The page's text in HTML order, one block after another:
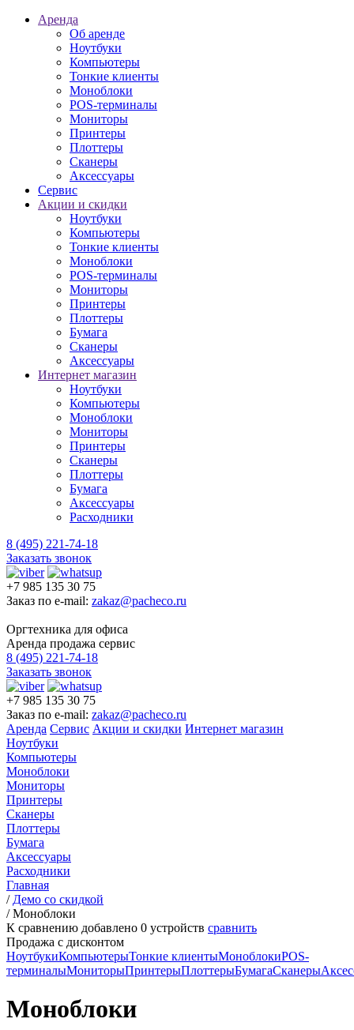
Аренда
Об аренде
Ноутбуки
Компьютеры
Тонкие клиенты
Моноблоки
POS-терминалы
Мониторы
Принтеры
Плоттеры
Сканеры
Аксессуары
Сервис
Акции и скидки
Ноутбуки
Компьютеры
Тонкие клиенты
Моноблоки
POS-терминалы
Мониторы
Принтеры
Плоттеры
Бумага
Сканеры
Аксессуары
Интернет магазин
Ноутбуки
Компьютеры
Моноблоки
Мониторы
Принтеры
Сканеры
Плоттеры
Бумага
Аксессуары
Расходники
8 (495) 221-74-18
Заказать звонок
+7 985 135 30 75
Заказ по e-mail: zakaz@pacheco.ru
Оргтехника для офиса
Аренда продажа сервис
8 (495) 221-74-18
Заказать звонок
+7 985 135 30 75
Заказ по e-mail: zakaz@pacheco.ru
Аренда Сервис Акции и скидки Интернет магазин
Ноутбуки
Компьютеры
Моноблоки
Мониторы
Принтеры
Сканеры
Плоттеры
Бумага
Аксессуары
Расходники
Главная
/ Демо со скидкой
/Моноблоки
К сравнению добавлено 0 устройств сравнить
Продажа с дисконтом
НоутбукиКомпьютерыТонкие клиентыМоноблокиPOS-
терминалыМониторыПринтерыПлоттерыБумагаСканеры
Моноблоки